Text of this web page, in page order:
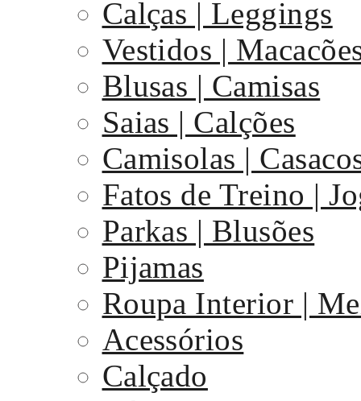
Calças | Leggings
Vestidos |
Blusas | Camisas
Saias | Calções
Camisolas |
Fatos de Treino |
Parkas | Blusões
Pijamas
Roupa Interior |
Acessórios
Calçado